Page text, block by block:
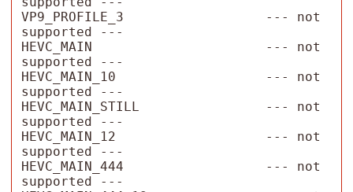
VP9_PROFILE_3                  --- not
supported ---
HEVC_MAIN                      --- not
supported ---
HEVC_MAIN_10                   --- not
supported ---
HEVC_MAIN_STILL                --- not
supported ---
HEVC_MAIN_12                   --- not
supported ---
HEVC_MAIN_444                  --- not
supported ---